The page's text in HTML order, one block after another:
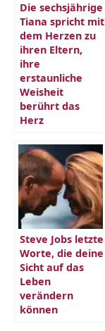
Die sechsjährige
Tiana spricht mit
dem Herzen zu
ihren Eltern,
ihre
erstaunliche
Weisheit
berührt das
Herz
Steve Jobs letzte
Worte, die deine
Sicht auf das
Leben
verändern
können